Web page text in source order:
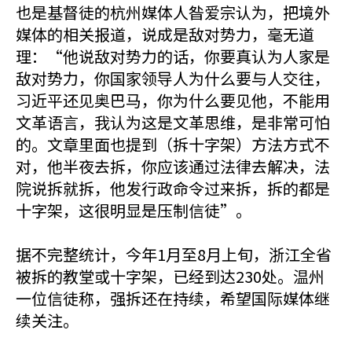
也是基督徒的杭州媒体人昝爱宗认为，把境外
媒体的相关报道，说成是敌对势力，毫无道
理：“他说敌对势力的话，你要真认为人家是
敌对势力，你国家领导人为什么要与人交往，
习近平还见奥巴马，你为什么要见他，不能用
文革语言，我认为这是文革思维，是非常可怕
的。文章里面也提到（拆十字架）方法方式不
对，他半夜去拆，你应该通过法律去解决，法
院说拆就拆，他发行政命令过来拆，拆的都是
十字架，这很明显是压制信徒”。
据不完整统计，今年1月至8月上旬，浙江全省
被拆的教堂或十字架，已经到达230处。温州
一位信徒称，强拆还在持续，希望国际媒体继
续关注。